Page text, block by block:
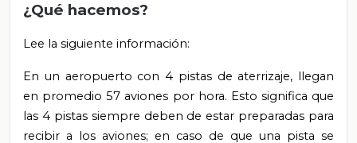
¿Qué hacemos?
Lee la siguiente información:
En un aeropuerto con 4 pistas de aterrizaje, llegan
en promedio 57 aviones por hora. Esto significa que
las 4 pistas siempre deben de estar preparadas para
recibir a los aviones; en caso de que una pista se